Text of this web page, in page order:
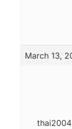
March 13,
thai2004